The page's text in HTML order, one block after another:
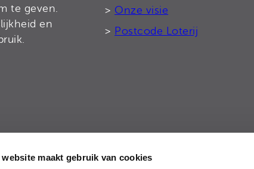
website maakt gebruik van cookies
te geven.
en
> Onze visie
> Postcode Loterij